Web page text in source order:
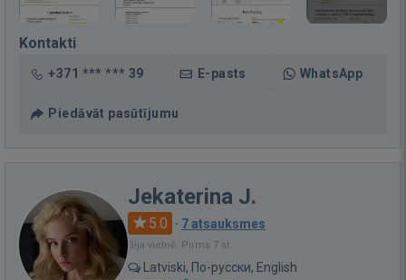
Kontakti
+371 *** *** 39 E-pasts WhatsApp
Piedāvāt pasūtījumu
Jekaterina J.
5.0 · 7 atsauksmes
Bija vietnē: Pirms 7 st.
Latviski, По-русски, English